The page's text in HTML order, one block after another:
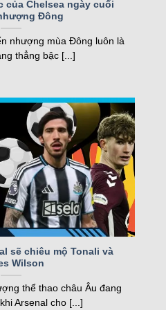
Women
Women
1
khẳng định vị thế của
của Kqbd – Kết
nổi bật của kqbd
tính năng vượt trội, đáp
hâm mộ và cược thủ.
Chelsea ngày cuối
Đông
nhượng mùa Đông luôn là
thẳng bậc [...]
sẽ chiêu mộ Tonali và
Wilson
thể thao châu Âu đang
Arsenal cho [...]